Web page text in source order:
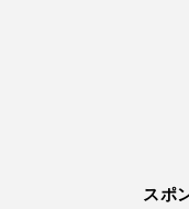
スポ